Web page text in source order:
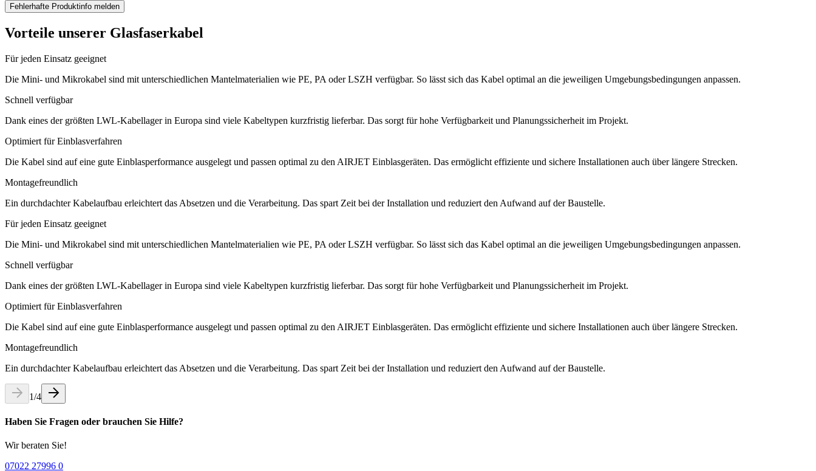
Fehlerhafte Produktinfo melden
Vorteile unserer Glasfaserkabel
Für jeden Einsatz geeignet
Die Mini- und Mikrokabel sind mit unterschiedlichen Mantelmaterialien wie PE, PA oder LSZH verfügbar. So lässt sich das Kabel optimal an die jeweiligen Umgebungsbedingungen anpassen.
Schnell verfügbar
Dank eines der größten LWL-Kabellager in Europa sind viele Kabeltypen kurzfristig lieferbar. Das sorgt für hohe Verfügbarkeit und Planungssicherheit im Projekt.
Optimiert für Einblasverfahren
Die Kabel sind auf eine gute Einblasperformance ausgelegt und passen optimal zu den AIRJET Einblasgeräten. Das ermöglicht effiziente und sichere Installationen auch über längere Strecken.
Montagefreundlich
Ein durchdachter Kabelaufbau erleichtert das Absetzen und die Verarbeitung. Das spart Zeit bei der Installation und reduziert den Aufwand auf der Baustelle.
Für jeden Einsatz geeignet
Die Mini- und Mikrokabel sind mit unterschiedlichen Mantelmaterialien wie PE, PA oder LSZH verfügbar. So lässt sich das Kabel optimal an die jeweiligen Umgebungsbedingungen anpassen.
Schnell verfügbar
Dank eines der größten LWL-Kabellager in Europa sind viele Kabeltypen kurzfristig lieferbar. Das sorgt für hohe Verfügbarkeit und Planungssicherheit im Projekt.
Optimiert für Einblasverfahren
Die Kabel sind auf eine gute Einblasperformance ausgelegt und passen optimal zu den AIRJET Einblasgeräten. Das ermöglicht effiziente und sichere Installationen auch über längere Strecken.
Montagefreundlich
Ein durchdachter Kabelaufbau erleichtert das Absetzen und die Verarbeitung. Das spart Zeit bei der Installation und reduziert den Aufwand auf der Baustelle.
1/4
Haben Sie Fragen oder brauchen Sie Hilfe?
Wir beraten Sie!
07022 27996 0